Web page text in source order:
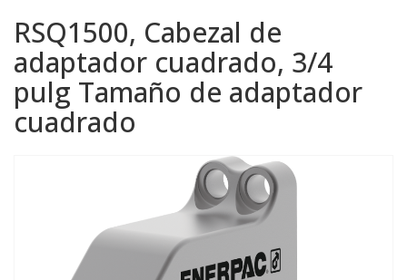
RSQ1500, Cabezal de
adaptador cuadrado, 3/4
pulg Tamaño de adaptador
cuadrado